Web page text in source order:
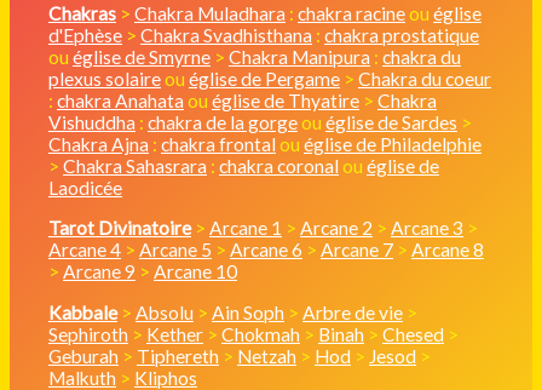
Chakras > Chakra Muladhara : chakra racineou église
d'Ephèse > Chakra Svadhisthana : chakra prostatique
ou église de Smyrne > Chakra Manipura : chakra du
plexus solaireou église de Pergame > Chakra du coeur
: chakra Anahata ou église de Thyatire > Chakra
Vishuddha : chakra de la gorgeou église de Sardes >
Chakra Ajna : chakra frontalou église de Philadelphie
> Chakra Sahasrara : chakra coronal ou église de
Laodicée
Tarot Divinatoire > Arcane 1 > Arcane 2 > Arcane 3 >
Arcane 4 > Arcane 5 > Arcane 6 > Arcane 7 > Arcane 8
> Arcane 9 > Arcane 10
Kabbale> Absolu > Ain Soph > Arbre de vie >
Sephiroth > Kether > Chokmah > Binah > Chesed >
Geburah > Tiphereth > Netzah > Hod > Jesod >
Malkuth > Kliphos